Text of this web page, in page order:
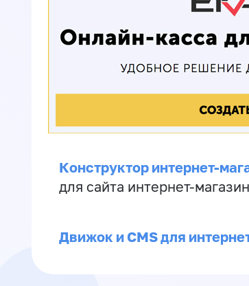
Конструктор интернет-
для сайта интернет-
Движок и CMS для